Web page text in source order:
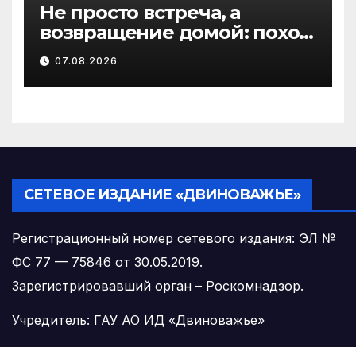
Не просто встреча, а
возвращение домой: поход
на родину предков в
Виноградовском округе
07.08.2026
СЕТЕВОЕ ИЗДАНИЕ «ДВИНОВАЖЬЕ»
Регистрационный номер сетевого издания: ЭЛ №
ФС 77 — 75846 от 30.05.2019.
Зарегистрировавший орган – Роскомнадзор.
Учредитель: ГАУ АО ИД «Двиноважье»